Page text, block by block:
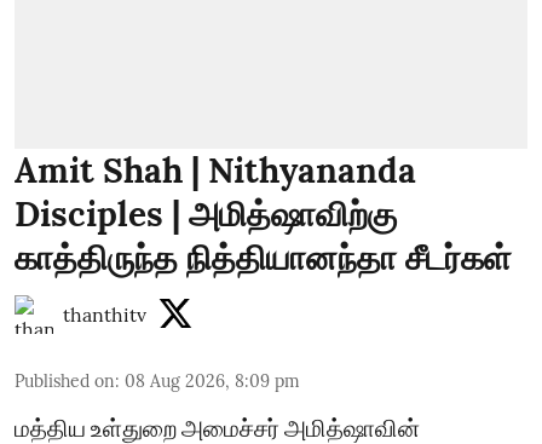
Amit Shah | Nithyananda
Disciples | அமித்ஷாவிற்கு
காத்திருந்த நித்தியானந்தா சீடர்கள்
thanthitv
Published on: 08 Aug 2026, 8:09 pm
மத்திய உள்துறை அமைச்சர் அமித்ஷாவின்